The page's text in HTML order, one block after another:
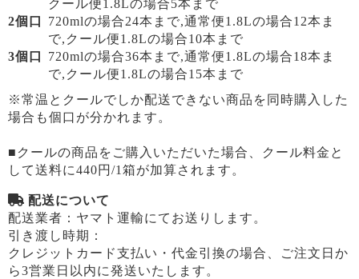
クール便1.8Lの場合5本まで
2個口
720mlの場合24本まで,通常便1.8Lの場合12本ま
で,クール便1.8Lの場合10本まで
3個口
720mlの場合36本まで,通常便1.8Lの場合18本ま
で,クール便1.8Lの場合15本まで
※常温とクールでしか配送できない商品を同時購入した
場合も個口が分かれます。
■クールの商品をご購入いただいた場合、クール料金と
して送料に440円/1箱が加算されます。
配送について
配送業者：ヤマト運輸にてお送りします。
引き渡し時期：
クレジットカード支払い・代金引換の場合、ご注文日か
ら3営業日以内に発送いたします。